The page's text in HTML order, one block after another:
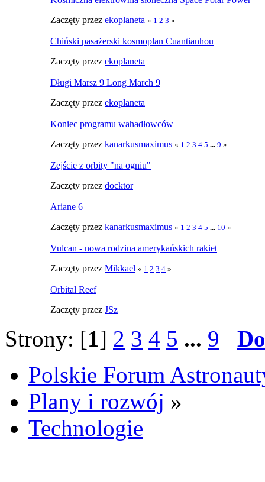
Zaczęty przez ekoplaneta « 1 2 3 »
Chiński pasażerski kosmoplan Cuantianhou
Zaczęty przez ekoplaneta
Długi Marsz 9 Long March 9
Zaczęty przez ekoplaneta
Koniec programu wahadłowców
Zaczęty przez kanarkusmaximus « 1 2 3 4 5 ... 9 »
Zejście z orbity "na ogniu"
Zaczęty przez docktor
Ariane 6
Zaczęty przez kanarkusmaximus « 1 2 3 4 5 ... 10 »
Vulcan - nowa rodzina amerykańskich rakiet
Zaczęty przez Mikkael « 1 2 3 4 »
Orbital Reef
Zaczęty przez JSz
Strony: [1] 2 3 4 5 ... 9
Polskie Forum
Plany i rozwój »
Technologie